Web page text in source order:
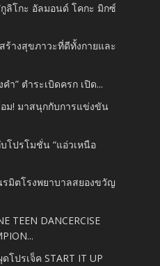
กูลิโกะ อัลมอนด์ โคกะ มิกซ์
ร้างสุขภาวะที่ดีทั้งกายและ
ำ” ตำระเบิดครก เปิด...
อม! มาสนุกกับการแข่งขัน
โปรโมชั่น “แอ่วเหนือ
รมิตโรงพยาบาลสยองขวัญ
TEEN DANCERCISE
โปรเจ็ค START IT UP